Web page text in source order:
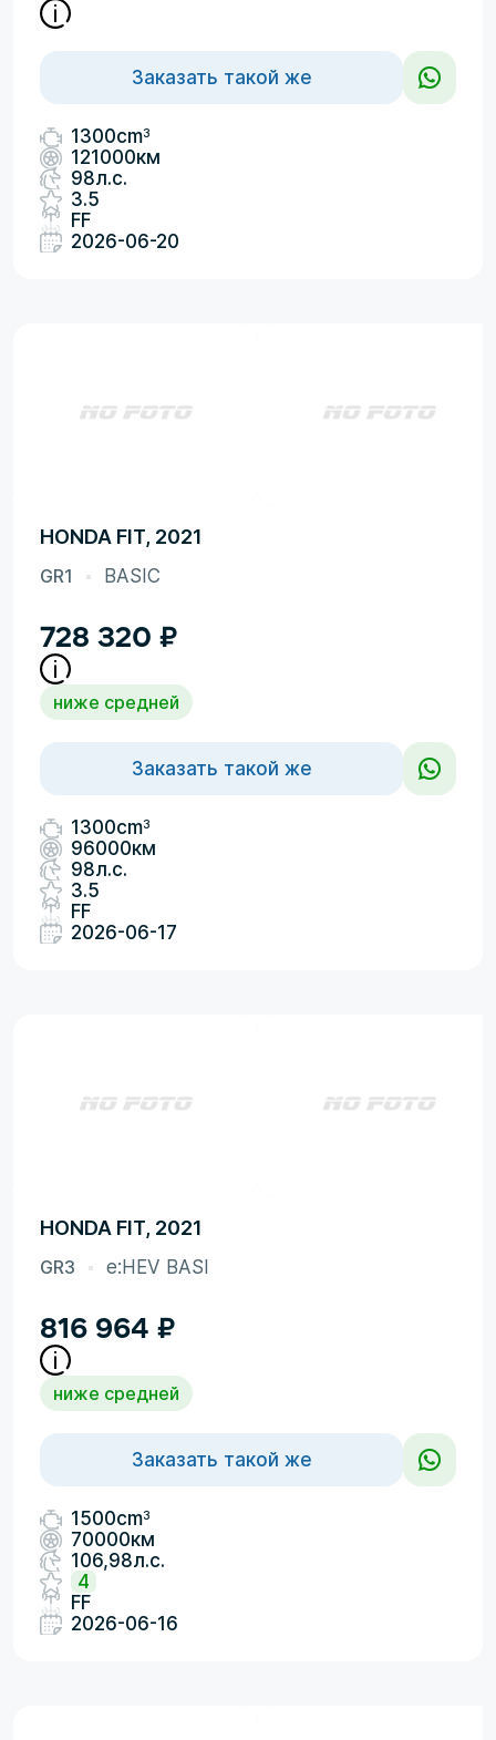
Заказать такой же
1300cm3
121000км
98л.с.
3.5
FF
2026-06-20
HONDA FIT, 2021
GR1 BASIC
728 320 ₽
ниже средней
Заказать такой же
1300cm3
96000км
98л.с.
3.5
FF
2026-06-17
HONDA FIT, 2021
GR3 e:HEV BASI
816 964 ₽
ниже средней
Заказать такой же
1500cm3
70000км
106,98л.с.
4
FF
2026-06-16